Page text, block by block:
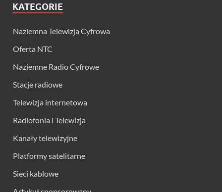
KATEGORIE
Naziemna Telewizja Cyfrowa
Oferta NTC
Naziemne Radio Cyfrowe
Stacje radiowe
Telewizja internetowa
Radiofonia i Telewizja
Kanały telewizyjne
Platformy satelitarne
Sieci kablowe